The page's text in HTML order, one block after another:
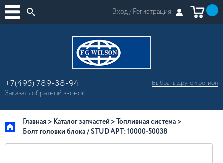
Вход /Регистрация
+7(495) 789-38-94
Заказатьобратный звонок
Выбрать другой регион
Главная Каталог запчастей
Топливная система
Болт головки блока / STUD АРТ: 10000-50038